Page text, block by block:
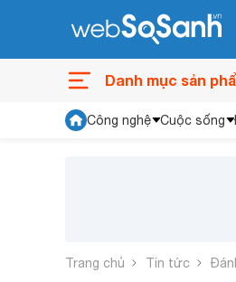
Danh mục sản
Công nghệ Cuộc sống
Trang chủ Tin tức